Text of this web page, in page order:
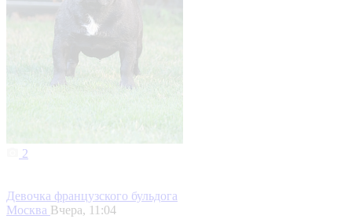
2
Девочка французского бульдога
Москва Вчера, 11:04